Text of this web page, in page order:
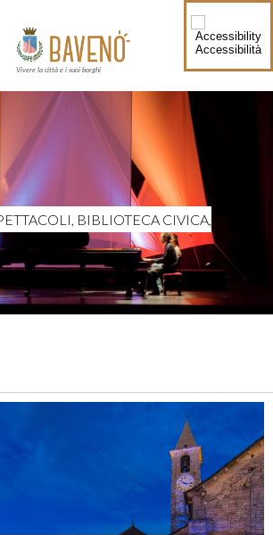
Accessibilità
Vivere la città e i suoi borghi
BIBLIOTECA CIVICA,